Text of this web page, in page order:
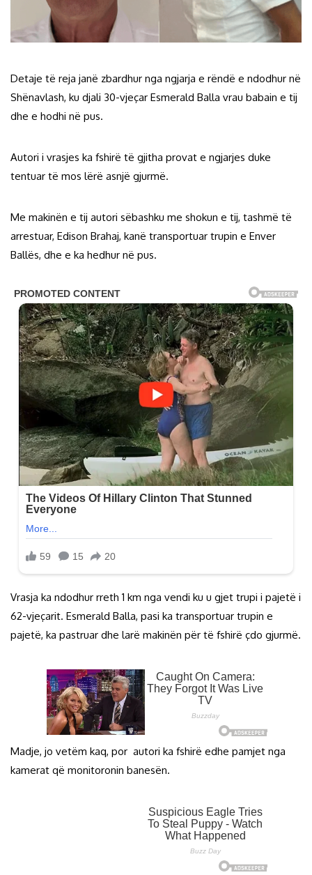
Detaje të reja janë zbardhur nga ngjarja e rëndë e ndodhur në
Shënavlash, ku djali 30-vjeçar Esmerald Balla vrau babain e tij
dhe e hodhi në pus.
Autori i vrasjes ka fshirë të gjitha provat e ngjarjes duke
tentuar të mos lërë asnjë gjurmë.
Me makinën e tij autori sëbashku me shokun e tij, tashmë të
arrestuar, Edison Brahaj, kanë transportuar trupin e Enver
Ballës, dhe e ka hedhur në pus.
Vrasja ka ndodhur rreth 1 km nga vendi ku u gjet trupi i pajetë i
62-vjeçarit. Esmerald Balla, pasi ka transportuar trupin e
pajetë, ka pastruar dhe larë makinën për të fshirë çdo gjurmë.
Madje, jo vetëm kaq, por autori ka fshirë edhe pamjet nga
kamerat që monitoronin banesën.